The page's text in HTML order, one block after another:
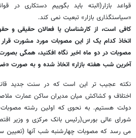
قواعد بازار(البته باید بگوییم دستکاری در
«سیاستگذاری بازار» تبعیت نمی کند.
کافی است، از کارشناسان یا فعالان حقیقی و
اتخاذ کدام یک از این مصوبات مورد مشورت قرار
مصوبات در دو ماه اخیر نگاه افکنید، همگی
آخرین شب هفته بازار» اتخاذ شده و به صورت
نکته عجیب تر این است که در سنت جدید
اختلاف و کشاکش میان مدیران ساکن عمارت
دولت هستیم. به نحوی که اولین رشته مصوبات
شورای عالی بورس(رئیس بانک مرکزی و وزیر
می رسد که مصوبات چهارشنبه شب آنها